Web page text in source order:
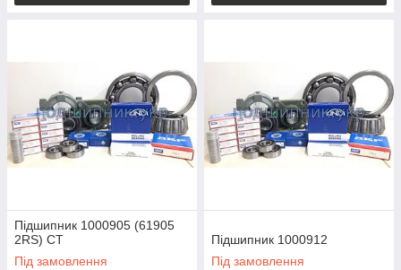
Підшипник 1000905 (61905
2RS) CT
Під замовлення
Підшипник 1000912
Під замовлення